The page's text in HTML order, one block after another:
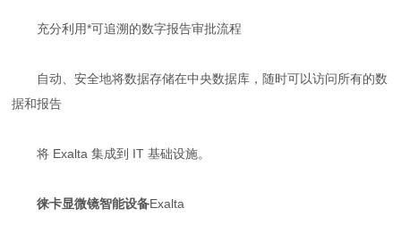
充分利用*可追溯的数字报告审批流程
自动、安全地将数据存储在中央数据库，随时可以访问所有的数
据和报告
将 Exalta 集成到 IT 基础设施。
徕卡显微镜智能设备Exalta